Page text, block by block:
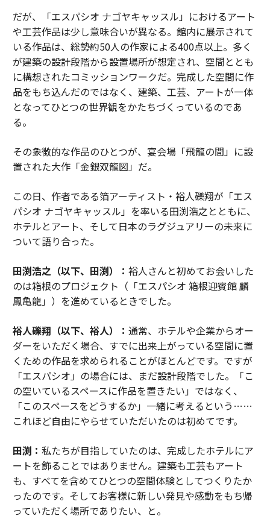
だが、「エスパシオ ナゴヤキャッスル」におけるアート
や工芸作品は少し意味合いが異なる。館内に展示されて
いる作品は、総勢約50人の作家による400点以上。多く
が建築の設計段階から設置場所が想定され、空間ととも
に構想されたコミッションワークだ。完成した空間に作
品をもち込んだのではなく、建築、工芸、アートが一体
となってひとつの世界観をかたちづくっているのであ
る。
その象徴的な作品のひとつが、宴会場「飛龍の間」に設
置された大作「金銀双龍図」だ。
この日、作者である箔アーティスト・裕人礫翔が「エス
パシオ ナゴヤキャッスル」を率いる田渕浩之とともに、
ホテルとアート、そして日本のラグジュアリーの未来に
ついて語り合った。
田渕浩之（以下、田渕）： 裕人さんと初めてお会いした
のは箱根のプロジェクト（「エスパシオ 箱根迎賓館 麟
鳳亀龍」）を進めているときでした。
裕人礫翔（以下、裕人）： 通常、ホテルや企業からオー
ダーをいただく場合、すでに出来上がっている空間に置
くための作品を求められることがほとんどです。ですが
「エスパシオ」の場合には、まだ設計段階でした。「こ
の空いているスペースに作品を置きたい」ではなく、
「このスペースをどうするか」一緒に考えるという……
これほど自由にやらせていただいたのは初めてです。
田渕： 私たちが目指していたのは、完成したホテルにア
ートを飾ることではありません。建築も工芸もアート
も、すべてを含めてひとつの空間体験としてつくりたか
ったのです。そしてお客様に新しい発見や感動をもち帰
っていただく場所でありたい、と。